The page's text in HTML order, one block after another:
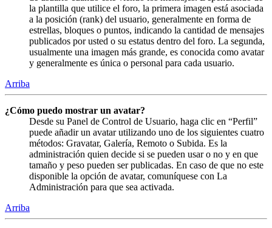
la plantilla que utilice el foro, la primera imagen está asociada
a la posición (rank) del usuario, generalmente en forma de
estrellas, bloques o puntos, indicando la cantidad de mensajes
publicados por usted o su estatus dentro del foro. La segunda,
usualmente una imagen más grande, es conocida como avatar
y generalmente es única o personal para cada usuario.
Arriba
¿Cómo puedo mostrar un avatar?
Desde su Panel de Control de Usuario, haga clic en “Perfil”
puede añadir un avatar utilizando uno de los siguientes cuatro
métodos: Gravatar, Galería, Remoto o Subida. Es la
administración quien decide si se pueden usar o no y en que
tamaño y peso pueden ser publicadas. En caso de que no este
disponible la opción de avatar, comuníquese con La
Administración para que sea activada.
Arriba